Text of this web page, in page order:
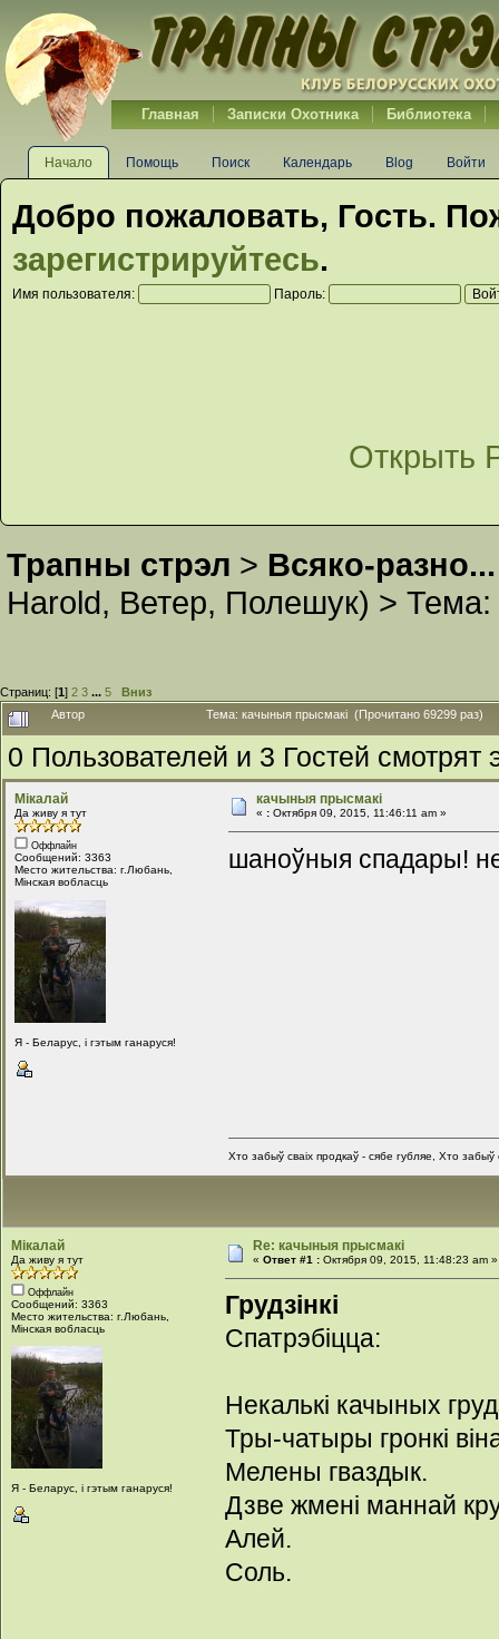
Главная Записки Охотника Библиотека
Начало Помощь Поиск Календарь Blog Войти
Добро пожаловать, Гость.
зарегистрируйтесь.
Имя пользователя: Пароль:
Открыть
Трапны стрэл > Всяко-разно...
Harold, Ветер, Полешук) > Тема:
Страниц: [1] 2 3 ... 5
Вниз
Автор
Тема: качыныя прысмакі (Прочитано 69299 раз)
0 Пользователей и 3 Гостей смотрят
Мікалай
Да живу я тут
Оффлайн
Сообщений: 3363
Место жительства: г.Любань,
Мінская вобласць
Я - Беларус, і гэтым ганаруся!
качыныя прысмакі
« : Октября 09, 2015, 11:46:11 am »
шаноўныя спадары!
Хто забыў сваіх продкаў - сябе губляе, Хто забыў
Мікалай
Да живу я тут
Оффлайн
Сообщений: 3363
Место жительства: г.Любань,
Мінская вобласць
Я - Беларус, і гэтым ганаруся!
Re: качыныя прысмакі
«Ответ #1 : Октября 09, 2015, 11:48:23 am »
Грудзінкі
Спатрэбіцца:
Некалькі качыных
Тры-чатыры гронкі
Мелены гваздык.
Дзве жмені маннай
Алей.
Соль.